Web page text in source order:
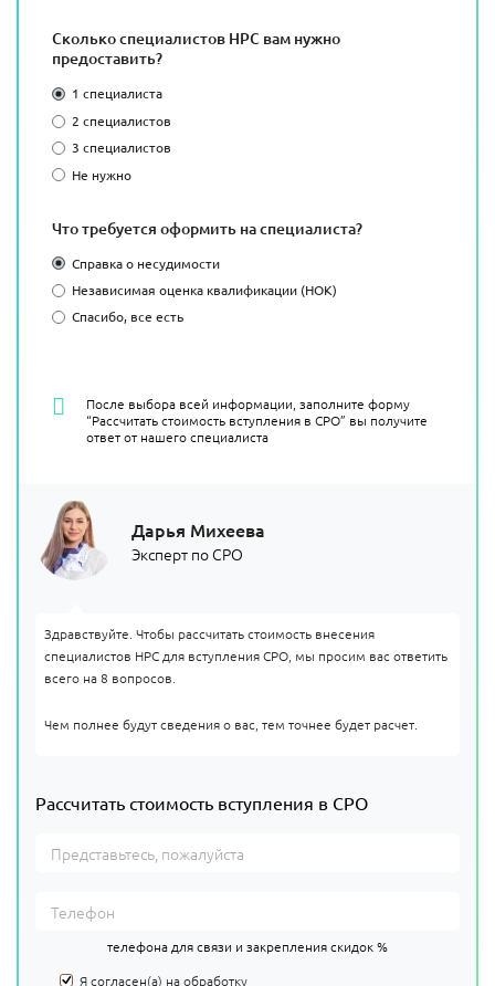
Сколько специалистов НРС вам нужно
предоставить?
1 специалиста
2 специалистов
3 специалистов
Не нужно
Что требуется оформить на специалиста?
Справка о несудимости
Независимая оценка квалификации (НОК)
Спасибо, все есть
После выбора всей информации, заполните форму
“Рассчитать стоимость вступления в СРО” вы получите
ответ от нашего специалиста
Дарья Михеева
Эксперт по СРО
Здравствуйте. Чтобы рассчитать стоимость внесения
специалистов НРС для вступления СРО, мы просим вас ответить
всего на 8 вопросов.
Чем полнее будут сведения о вас, тем точнее будет расчет.
Рассчитать стоимость вступления в СРО
телефона для связи и закрепления скидок %
Я согласен(а) наобработку